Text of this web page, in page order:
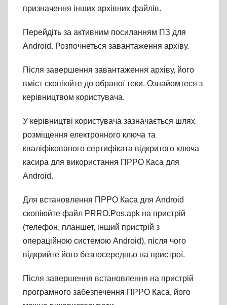
призначення інших архівних файлів.
Перейдіть за активним посиланням ПЗ для
Android. Розпочнеться завантаження архіву.
Після завершення завантаження архіву, його
вміст скопіюйте до обраної теки. Ознайомтеся з
керівництвом користувача.
У керівництві користувача зазначається шлях
розміщення електронного ключа та
кваліфікованого сертифіката відкритого ключа
касира для використання ПРРО Каса для
Android.
Для встановлення ПРРО Каса для Android
скопіюйте файл PRRO.Pos.apk на пристрій
(телефон, планшет, інший пристрій з
операційною системою Android), після чого
відкрийте його безпосередньо на пристрої.
Після завершення встановлення на пристрій
програмного забезпечення ПРРО Каса, його